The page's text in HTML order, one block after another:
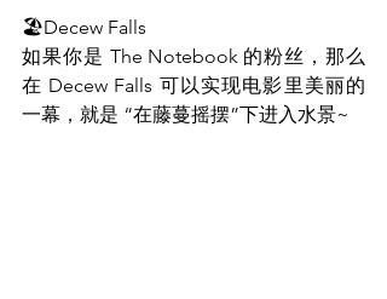
🏖Decew Falls
如果你是 The Notebook 的粉丝，那么
在 Decew Falls 可以实现电影里美丽的
一幕，就是 “在藤蔓摇摆”下进入水景~